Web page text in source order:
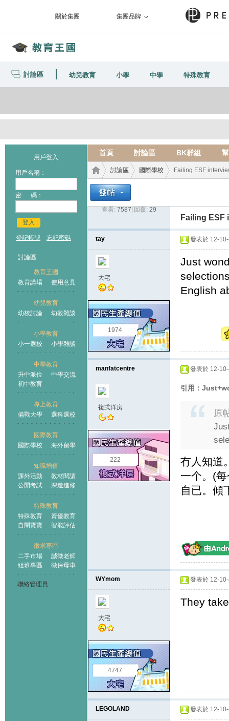
關於集團 集團品牌
討論區 幼兒教育 小學 中學 特殊教育
用戶登入
用戶名稱：
密 碼：
登入
登記帳號 忘記密碼
討論區
教育王國
教育講場
使用意見
幼兒教育
幼校討論
幼教雜談
小學教育
小一選校
小學雜談
中學教育
升中派位
中學交流
初中教育
專上教育
備戰大學
選科選校
國際教育
國際學校
海外留學
知識增值
課外活動
教材閱讀
公開考試
深造進修
特殊教育
特殊教育
資優教育
自閉寶寶
智能評估
徵求專區
二手市場
誠徵老師
組班專區
徵保母車
聯絡管理員
首頁 討論區 BK群組
王國
›
討論區
›
國際學校 Failing ESF
查看: 7587 回覆: 29
Failing ESF
tay
大宅
1974
發表於 12-
Just
English
manfatcentre
複式洋房
222
發表於 12-
引用：
原
冇人知道
一个。(
自已。傾
WYmom
大宅
4747
發表於 12-
They
LEGOLAND 發表於 12-